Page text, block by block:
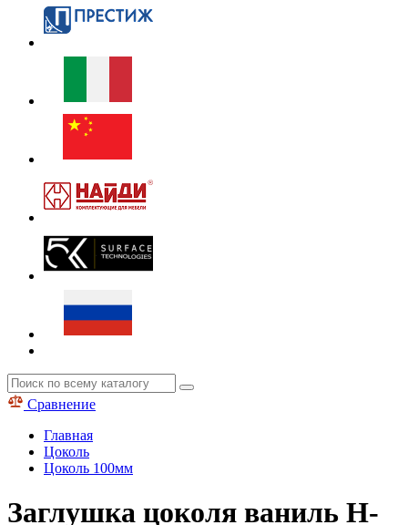
Сравнение
Главная
Цоколь
Цоколь 100мм
Заглушка цоколя ваниль H-